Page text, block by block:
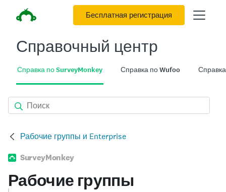
Бесплатная регистрация
Справочный центр
Справка по SurveyMonkey Справка по Wufoo
Рабочие группы и Enterprise
SurveyMonkey
Рабочие группы